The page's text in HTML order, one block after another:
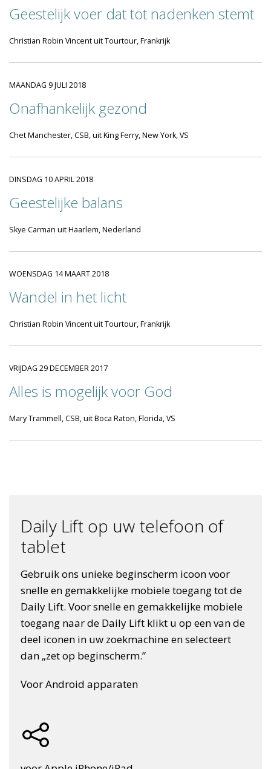
Geestelijk voer dat tot nadenken stemt
Christian Robin Vincent uit Tourtour, Frankrijk
MAANDAG 9 JULI 2018
Onafhankelijk gezond
Chet Manchester, CSB, uit King Ferry, New York, VS
DINSDAG 10 APRIL 2018
Geestelijke balans
Skye Carman uit Haarlem, Nederland
WOENSDAG 14 MAART 2018
Wandel in het licht
Christian Robin Vincent uit Tourtour, Frankrijk
VRIJDAG 29 DECEMBER 2017
Alles is mogelijk voor God
Mary Trammell, CSB, uit Boca Raton, Florida, VS
Daily Lift op uw telefoon of
tablet
Gebruik ons unieke beginscherm icoon voor
snelle en gemakkelijke mobiele toegang tot de
Daily Lift. Voor snelle en gemakkelijke mobiele
toegang naar de Daily Lift klikt u op een van de
deel iconen in uw zoekmachine en selecteert
dan „zet op beginscherm.”
Voor Android apparaten